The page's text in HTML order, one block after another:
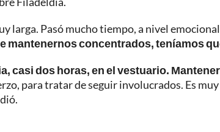
larga. Pasó mucho tiempo, a nivel
mantenernos concentrados, teníamos
casi dos horas, en el vestuario.
para tratar de seguir involucrados. Es